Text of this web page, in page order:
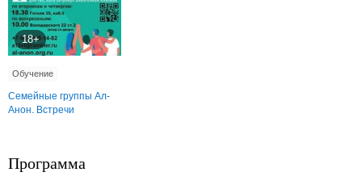
18+
Обучение
Семейные группы Ал-
Анон. Встречи
Программа